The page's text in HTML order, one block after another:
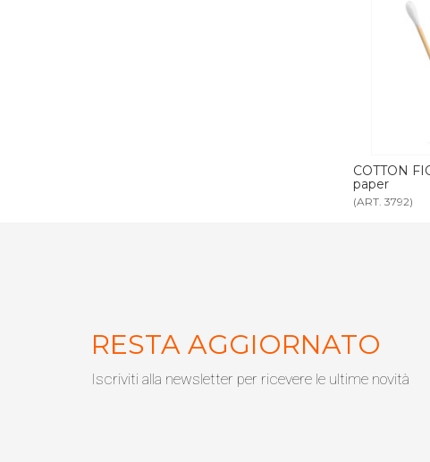
SET
(ART. 3794)
RESTA AGGIORNATO
Iscriviti alla newsletter per ricevere le ultime novità